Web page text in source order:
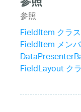
参照
FieldItem クラス
FieldItem メンバ
FieldLayout ク